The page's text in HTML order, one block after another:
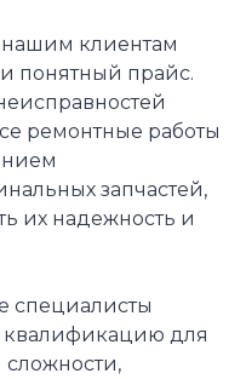
клиентам
понятный прайс.
ремонтные работы
запчастей,
их надежность и
специалисты
квалификацию для